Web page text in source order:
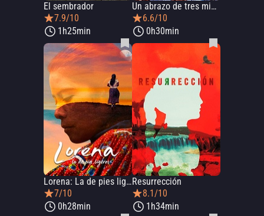
El sembrador
7.9/10
1h25min
Un abrazo de tres minutos
6.6/10
0h30min
Lorena: La de pies ligeros
7/10
0h28min
Resurrección
8.1/10
1h34min